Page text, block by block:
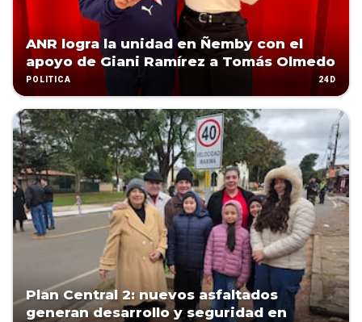
ANR logra la unidad en Ñemby con el
apoyo de Giani Ramírez a Tomás Olmedo
POLÍTICA 24D
Plan Central 2: nuevos asfaltados
generan desarrollo y seguridad en